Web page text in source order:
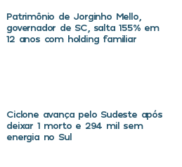
Patrimônio de Jorginho Mello,
governador de SC, salta 155% em
12 anos com holding familiar
Ciclone avança pelo Sudeste após
deixar 1 morto e 294 mil sem
energia no Sul